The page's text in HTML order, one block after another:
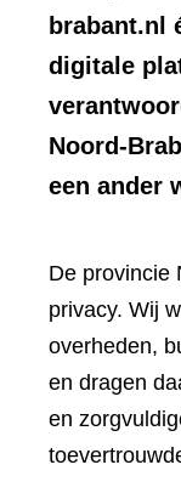
brabant.nl
digitale
Noord-
een ander
De provincie
privacy. Wij
overheden,
en dragen
en